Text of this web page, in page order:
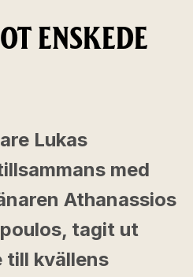
ENSKEDE
Lukas
med
Athanassios
tagit ut
till kvällens